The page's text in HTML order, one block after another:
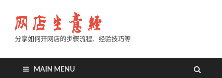
分享如何开网店的步骤流程、经验技巧等
MAIN MENU